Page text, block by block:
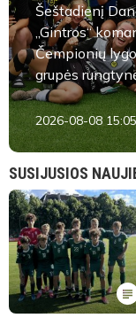
Šeštadienį
„Gintros“
Čempionių
grupės
2026-08-08 15:05
SUSIJUSIOS